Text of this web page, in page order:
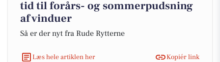
tid til forårs- og sommerpudsning
af vinduer
Så er der nyt fra Rude Rytterne
Læs hele artiklen her Kopiér link